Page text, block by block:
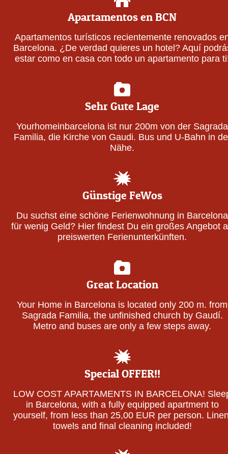
Apartamentos en BCN
Apartamentos turísticos recientemente renovados
Barcelona. ¿De verdad quieres un hotel? Aquí
estar como en casa con todo un apartamento para
Sehr Gute Lage
Yourhomeinbarcelona ist nur 200m von der Sagrada
Familia, die Kirche von Gaudi. Bus und U-Bahn in
Nähe.
Günstige FeWos
Du suchst eine schöne Ferienwohnung in Barcelona
für wenig Geld? Hier findest Du ein großes Angebot
preiswerten Ferienunterkünften.
Great Location
Your Home in Barcelona is located only 200 m. from
Sagrada Familia, the unfinished church by Gaudí.
Metro and buses are only a few steps away.
Special OFFER!!
LOW COST APARTAMENTS IN BARCELONA!
in Barcelona, with a fully equipped apartment to
yourself, from less than 25,00 EUR per person.
towels and final cleaning included!